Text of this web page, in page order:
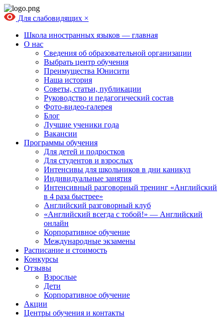
Для слабовидящих ×
Школа иностранных языков — главная
О нас
Сведения об образовательной организации
Выбрать центр обучения
Преимущества Юнисити
Наша история
Советы, статьи, публикации
Руководство и педагогический состав
Фото-видео-галерея
Блог
Лучшие ученики года
Вакансии
Программы обучения
Для детей и подростков
Для студентов и взрослых
Интенсивы для школьников в дни каникул
Индивидуальные занятия
Интенсивный разговорный тренинг «Английский
в 4 раза быстрее»
Английский разговорный клуб
«Английский всегда с тобой!» — Английский
онлайн
Корпоративное обучение
Международные экзамены
Расписание и стоимость
Конкурсы
Отзывы
Взрослые
Дети
Корпоративное обучение
Акции
Центры обучения и контакты